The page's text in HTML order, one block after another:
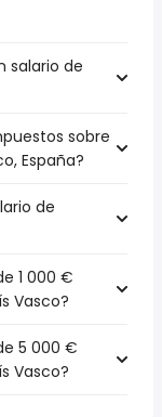
salario de
sobre
España?
de
1 000 €
Vasco?
5 000 €
Vasco?